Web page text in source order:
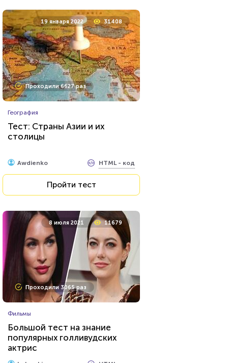
19 января 2022 31408
Проходили 6627 раз
География
Тест: Страны Азии и их
столицы
Awdienko HTML - код
Пройти тест
8 июля 2021 11679
Проходили 3065 раз
Фильмы
Большой тест на знание
популярных голливудских
актрис